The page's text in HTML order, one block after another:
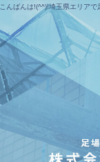
こんばんは!(^^)!埼玉県エリア